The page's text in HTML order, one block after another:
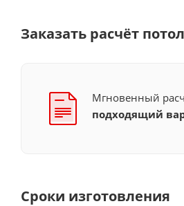
Заказать расчёт
Мгновенный
подходящий
Сроки изготовления